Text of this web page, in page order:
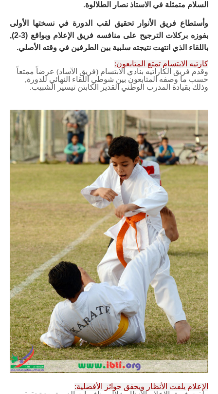
السلام متمثلة في الاستاذ نصار الطلالوة.
وأستطاع فريق الأنوار تحقيق لقب الدورة في نسختها الأولى
بفوزه بركلات الترجيح على منافسه فريق الإعلام وبواقع (3-2),
باللقاء الذي انتهت نتيجته سلبية بين الطرفين في وقته الأصلي.
كارتيه الابتسام تمتع المتابعون:
وقدم فريق الكاراتيه بنادي الابتسام (فريق الآساد) عرضاً ممتعاً
حسب ما وصفه المتابعون بين شوطي اللقاء النهائي للدورة,
وذلك بقيادة المدرب الوطني القدير الكابتن تيسير الشبيب.
الإعلام يلفت الأنظار ويحقق جوائز الأفضلية: